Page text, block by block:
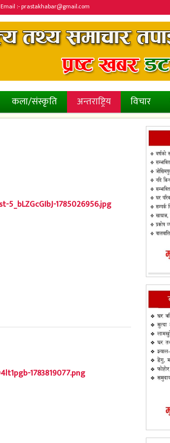
Email :- prastakhabar@gmail.com
कला/संस्कृति अन्तराष्ट्रिय विचार